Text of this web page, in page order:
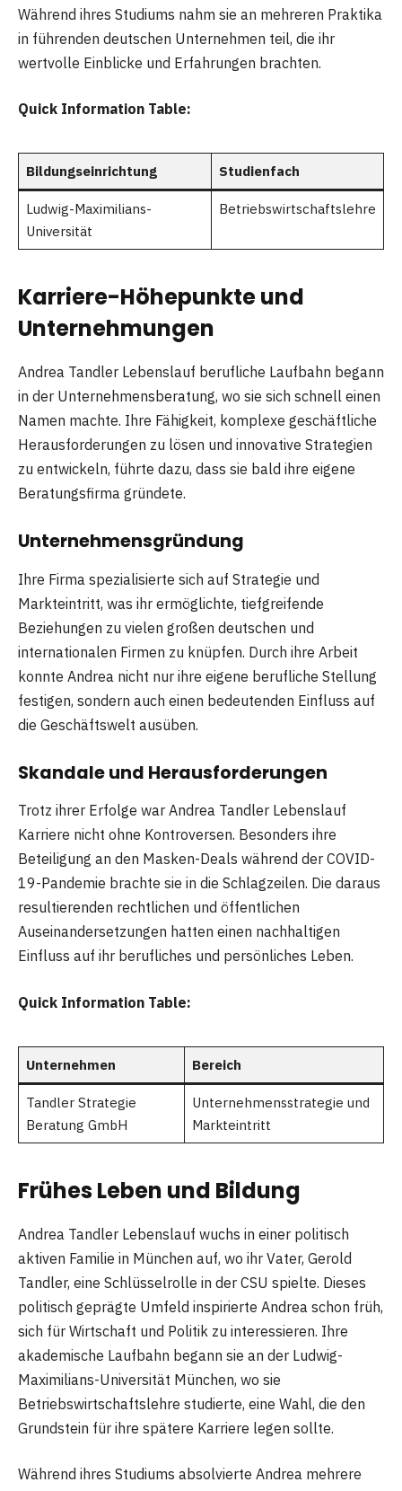
Während ihres Studiums nahm sie an mehreren Praktika
in führenden deutschen Unternehmen teil, die ihr
wertvolle Einblicke und Erfahrungen brachten.
Quick Information Table:
Bildungseinrichtung Studienfach
Ludwig-Maximilians-
Universität
Betriebswirtschaftslehre
Karriere-Höhepunkte und
Unternehmungen
Andrea Tandler Lebenslauf berufliche Laufbahn begann
in der Unternehmensberatung, wo sie sich schnell einen
Namen machte. Ihre Fähigkeit, komplexe geschäftliche
Herausforderungen zu lösen und innovative Strategien
zu entwickeln, führte dazu, dass sie bald ihre eigene
Beratungsfirma gründete.
Unternehmensgründung
Ihre Firma spezialisierte sich auf Strategie und
Markteintritt, was ihr ermöglichte, tiefgreifende
Beziehungen zu vielen großen deutschen und
internationalen Firmen zu knüpfen. Durch ihre Arbeit
konnte Andrea nicht nur ihre eigene berufliche Stellung
festigen, sondern auch einen bedeutenden Einfluss auf
die Geschäftswelt ausüben.
Skandale und Herausforderungen
Trotz ihrer Erfolge war Andrea Tandler Lebenslauf
Karriere nicht ohne Kontroversen. Besonders ihre
Beteiligung an den Masken-Deals während der COVID-
19-Pandemie brachte sie in die Schlagzeilen. Die daraus
resultierenden rechtlichen und öffentlichen
Auseinandersetzungen hatten einen nachhaltigen
Einfluss auf ihr berufliches und persönliches Leben.
Quick Information Table:
Unternehmen Bereich
Tandler Strategie
Beratung GmbH
Unternehmensstrategie und
Markteintritt
Frühes Leben und Bildung
Andrea Tandler Lebenslauf wuchs in einer politisch
aktiven Familie in München auf, wo ihr Vater, Gerold
Tandler, eine Schlüsselrolle in der CSU spielte. Dieses
politisch geprägte Umfeld inspirierte Andrea schon früh,
sich für Wirtschaft und Politik zu interessieren. Ihre
akademische Laufbahn begann sie an der Ludwig-
Maximilians-Universität München, wo sie
Betriebswirtschaftslehre studierte, eine Wahl, die den
Grundstein für ihre spätere Karriere legen sollte.
Während ihres Studiums absolvierte Andrea mehrere